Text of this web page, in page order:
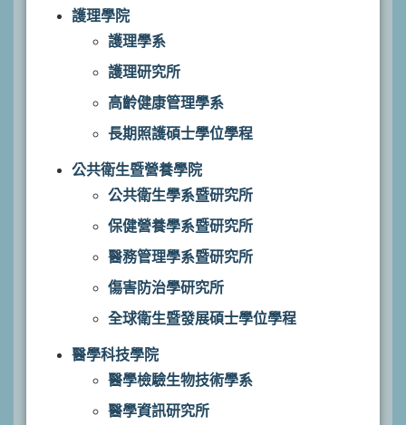
護理學院
護理學系
護理研究所
高齡健康管理學系
長期照護碩士學位學程
公共衛生暨營養學院
公共衛生學系暨研究所
保健營養學系暨研究所
醫務管理學系暨研究所
傷害防治學研究所
全球衛生暨發展碩士學位學程
醫學科技學院
醫學檢驗生物技術學系
醫學資訊研究所